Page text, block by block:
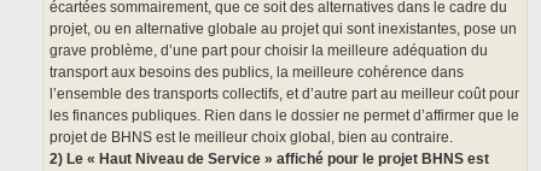
écartées sommairement, que ce soit des alternatives dans le cadre du
projet, ou en alternative globale au projet qui sont inexistantes, pose un
grave problème, d’une part pour choisir la meilleure adéquation du
transport aux besoins des publics, la meilleure cohérence dans
l’ensemble des transports collectifs, et d’autre part au meilleur coût pour
les finances publiques. Rien dans le dossier ne permet d’affirmer que le
projet de BHNS est le meilleur choix global, bien au contraire.
2) Le « Haut Niveau de Service » affiché pour le projet BHNS est